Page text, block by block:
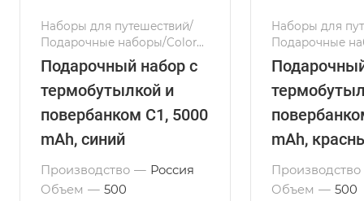
Наборы для путешествий/
Подарочные наборы/Color
it/Color it
Подарочный набор с
термобутылкой и
повербанком С1, 5000
mAh, синий
Производство — Россия
Объем — 500
Наборы для
Подарочные
it/Color it
mAh,
Производство
Объем — 500